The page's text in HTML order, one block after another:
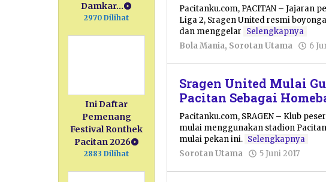
Damkar…
2970 Dilihat
Ini Daftar
Pemenang
Festival Ronthek
Pacitan 2026
2883 Dilihat
Pacitanku.com, PACITAN – Jajaran
Liga 2, Sragen United resmi
dan menggelar Selengkapnya
Bola Mania, Sorotan Utama 6
Sragen United Mulai
Pacitan Sebagai
Pacitanku.com, SRAGEN – Klub
mulai menggunakan stadion
mulai pekan ini. Selengkapnya
Sorotan Utama
5 Juni 2017